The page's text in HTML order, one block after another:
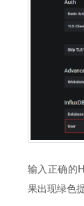
输入正确的
果出现绿色